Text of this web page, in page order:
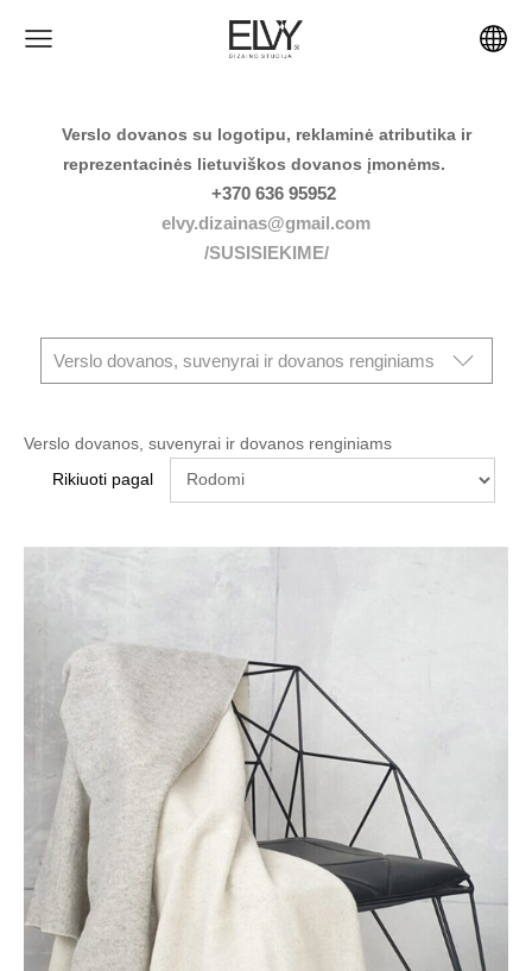
Verslo dovanos su logotipu, reklaminė atributika ir
reprezentacinės lietuviškos dovanos įmonėms.
+370 636 95952
elvy.dizainas@gmail.com
/SUSISIEKIME/
Verslo dovanos, suvenyrai ir dovanos renginiams
Verslo dovanos, suvenyrai ir dovanos renginiams
Rikiuoti pagal